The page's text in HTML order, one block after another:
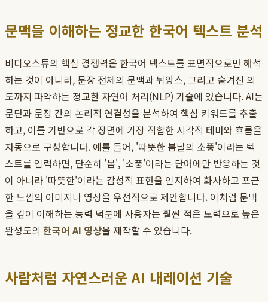
문맥을 이해하는 정교한 한국어 텍스트 분석
비디오스튜의 핵심 경쟁력은 한국어 텍스트를 표면적으로만 해석
하는 것이 아니라, 문장 전체의 문맥과 뉘앙스, 그리고 숨겨진 의
도까지 파악하는 정교한 자연어 처리(NLP) 기술에 있습니다. AI는
문단과 문장 간의 논리적 연결성을 분석하여 핵심 키워드를 추출
하고, 이를 기반으로 각 장면에 가장 적합한 시각적 테마와 흐름을
자동으로 구성합니다. 예를 들어, '따뜻한 봄날의 소풍'이라는 텍
스트를 입력하면, 단순히 '봄', '소풍'이라는 단어에만 반응하는 것
이 아니라 '따뜻한'이라는 감성적 표현을 인지하여 화사하고 포근
한 느낌의 이미지나 영상을 우선적으로 제안합니다. 이처럼 문맥
을 깊이 이해하는 능력 덕분에 사용자는 훨씬 적은 노력으로 높은
완성도의 한국어 AI 영상을 제작할 수 있습니다.
사람처럼 자연스러운 AI 내레이션 기술